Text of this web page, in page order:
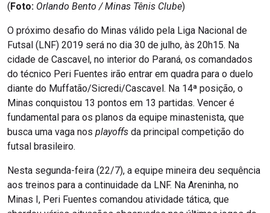
( Foto: Orlando Bento / Minas Tênis Clube)
O próximo desafio do Minas válido pela Liga Nacional de
Futsal (LNF) 2019 será no dia 30 de julho, às 20h15. Na
cidade de Cascavel, no interior do Paraná, os comandados
do técnico Peri Fuentes irão entrar em quadra para o duelo
diante do Muffatão/Sicredi/Cascavel. Na 14ª posição, o
Minas conquistou 13 pontos em 13 partidas. Vencer é
fundamental para os planos da equipe minastenista, que
busca uma vaga nos playoffs da principal competição do
futsal brasileiro.
Nesta segunda-feira (22/7), a equipe mineira deu sequência
aos treinos para a continuidade da LNF. Na Areninha, no
Minas I, Peri Fuentes comandou atividade tática, que